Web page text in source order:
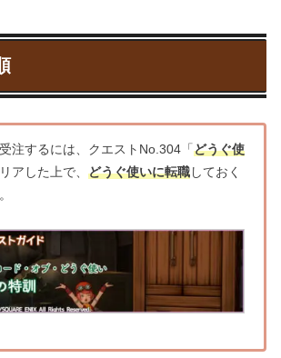
注するには、クエストNo.304「どうぐ使
アした上で、 どうぐ使いに転職しておく